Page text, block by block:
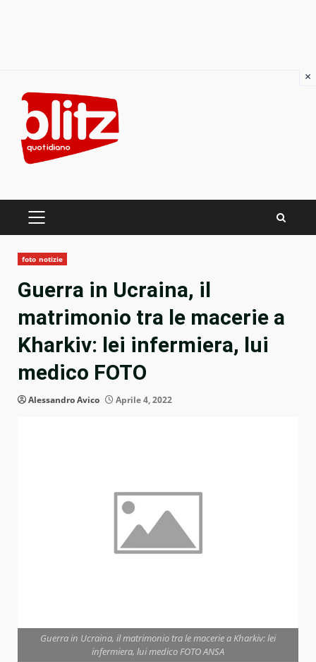
content
PRIMARY
foto notizie
Guerra in Ucraina, il
matrimonio tra le macerie a
Kharkiv: lei infermiera, lui
medico FOTO
Alessandro Avico Aprile 4, 2022
Guerra in Ucraina, il matrimonio tra le macerie a Kharkiv: lei
infermiera, lui medico FOTO ANSA
×